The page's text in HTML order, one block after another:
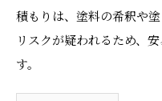
積もりは、塗料の希釈や
リスクが疑われるため、
す。